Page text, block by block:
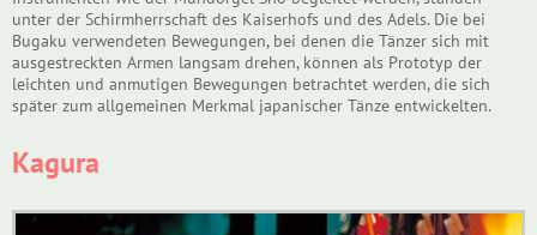
unter der Schirmherrschaft des Kaiserhofs und des Adels. Die bei
Bugaku verwendeten Bewegungen, bei denen die Tänzer sich mit
ausgestreckten Armen langsam drehen, können als Prototyp der
leichten und anmutigen Bewegungen betrachtet werden, die sich
später zum allgemeinen Merkmal japanischer Tänze entwickelten.
Kagura